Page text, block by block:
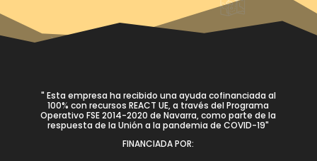
" Esta empresa ha recibido una ayuda cofinanciada al
100% con recursos REACT UE, a través del Programa
Operativo FSE 2014-2020 de Navarra, como parte de la
respuesta de la Unión a la pandemia de COVID-19"
FINANCIADA POR: